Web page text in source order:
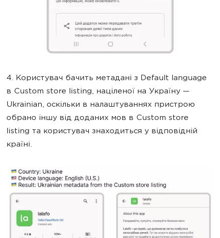
4. Користувач бачить метадані з Default language
в Custom store listing, націленої на Україну —
Ukrainian, оскільки в налаштуваннях пристрою
обрано іншу від доданих мов в Custom store
listing та користувач знаходиться у відповідній
країні.